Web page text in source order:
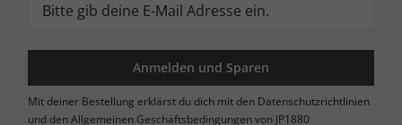
Anmelden und Sparen
Mit deiner Bestellung erklärst du dich mit den Datenschutzrichtlinien
und den Allgemeinen Geschäftsbedingungen von JP1880